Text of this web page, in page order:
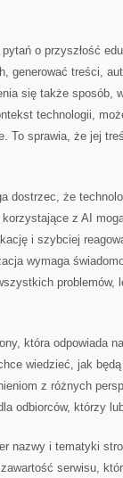
o przyszłość
generować treści,
się także sposób,
technologii,
To sprawia, że jej
dostrzec, że
z AI
i szybciej
wymaga
problemów,
która odpowiada
wiedzieć, jak
z różnych
odbiorców, którzy
nazwy i tematyki
serwisu,